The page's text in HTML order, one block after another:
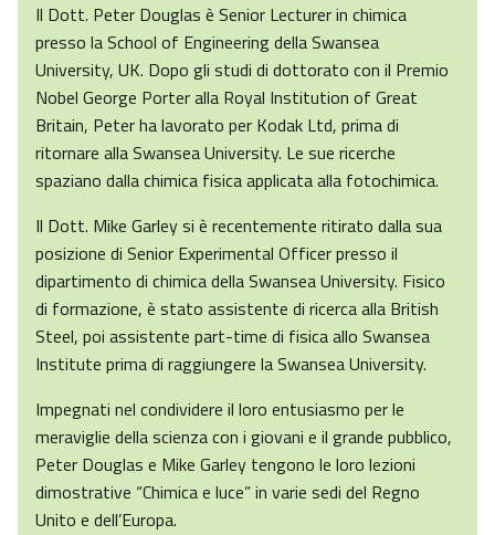
Il Dott. Peter Douglas è Senior Lecturer in chimica
presso la School of Engineering della Swansea
University, UK. Dopo gli studi di dottorato con il Premio
Nobel George Porter alla Royal Institution of Great
Britain, Peter ha lavorato per Kodak Ltd, prima di
ritornare alla Swansea University. Le sue ricerche
spaziano dalla chimica fisica applicata alla fotochimica.
Il Dott. Mike Garley si è recentemente ritirato dalla sua
posizione di Senior Experimental Officer presso il
dipartimento di chimica della Swansea University. Fisico
di formazione, è stato assistente di ricerca alla British
Steel, poi assistente part-time di fisica allo Swansea
Institute prima di raggiungere la Swansea University.
Impegnati nel condividere il loro entusiasmo per le
meraviglie della scienza con i giovani e il grande pubblico,
Peter Douglas e Mike Garley tengono le loro lezioni
dimostrative “Chimica e luce” in varie sedi del Regno
Unito e dell’Europa.